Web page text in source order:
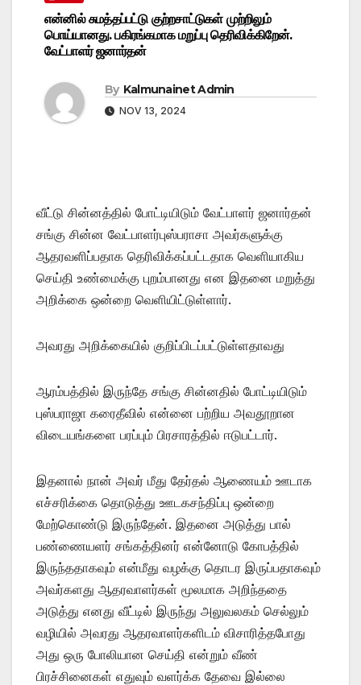
என்னில் சுமத்தப்பட்டு குற்றசாட்டுகள் முற்றிலும்
பொய்யானது. பகிரங்கமாக மறுப்பு தெரிவிக்கிறேன்.
வேட்பாளர் ஜனார்தன்
By Kalmunainet Admin
NOV 13, 2024
வீட்டு சின்னத்தில் போட்டியிடும் வேட்பாளர் ஜனார்தன்
சங்கு சின்ன வேட்பாளர்புஸ்பராசா அவர்களுக்கு
ஆதரவளிப்பதாக தெரிவிக்கப்பட்டதாக வெளியாகிய
செய்தி உண்மைக்கு புறம்பானது என இதனை மறுத்து
அறிக்கை ஒன்றை வெளியிட்டுள்ளார்.
அவரது அறிக்கையில் குறிப்பிடப்பட்டுள்ளதாவது
ஆரம்பத்தில் இருந்தே சங்கு சின்னதில் போட்டியிடும்
புஸ்பராஜா கரைதீவில் என்னை பற்றிய அவதூறான
விடையங்களை பரப்பும் பிரசாரத்தில் ஈடுபட்டார்.
இதனால் நான் அவர் மீது தேர்தல் ஆணையம் ஊடாக
எச்சரிக்கை தொடுத்து ஊடகசந்திப்பு ஒன்றை
மேற்கொண்டு இருந்தேன். இதனை அடுத்து பால்
பண்ணையளர் சங்கத்தினர் என்னோடு கோபத்தில்
இருந்ததாகவும் என்மீது வழக்கு தொடர இருப்பதாகவும்
அவர்களது ஆதரவாளர்கள் மூலமாக அறிந்ததை
அடுத்து எனது வீட்டில் இருந்து அலுவலகம் செல்லும்
வழியில் அவரது ஆதரவாளர்களிடம் விசாரித்தபோது
அது ஒரு போலியான செய்தி என்றும் வீண்
பிரச்சினைகள் எதுவும் வளர்க்க தேவை இல்லை